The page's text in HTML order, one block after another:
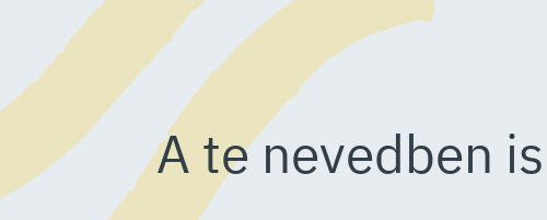
A te nevedben